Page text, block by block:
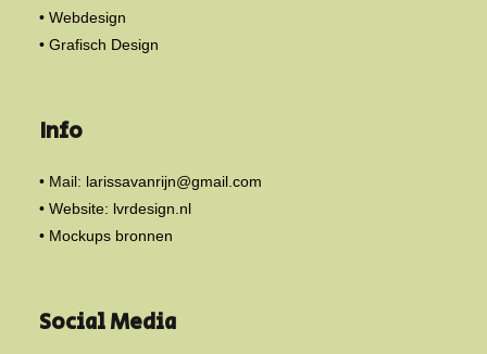
• Webdesign
• Grafisch Design
Info
• Mail: larissavanrijn@gmail.com
• Website: lvrdesign.nl
• Mockups bronnen
Social Media